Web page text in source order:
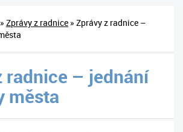
» Zprávy z radnice » Zprávy z radnice –
radnice – jednání
města